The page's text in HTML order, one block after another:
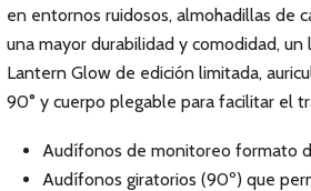
en entornos ruidosos, almohadillas de
una mayor durabilidad y comodidad, un
Lantern Glow de edición limitada,
90° y cuerpo plegable para facilitar el
Audífonos de monitoreo formato
Audífonos giratorios (90º) que